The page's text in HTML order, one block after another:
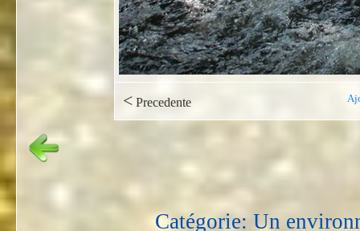
<Precedente
Catégorie: Un